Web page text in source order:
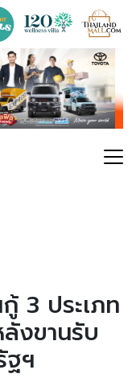
3 ประเภท
งขานรับ
ฐฯ